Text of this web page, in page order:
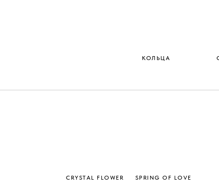
КОЛЬЦА
CRYSTAL FLOWER SPRING OF LOVE